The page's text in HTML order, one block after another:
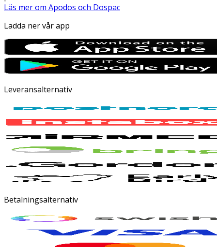
Läs mer om Apodos och Dospac
Ladda ner vår app
Leveransalternativ
Betalningsalternativ